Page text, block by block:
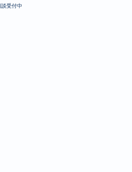
受付中